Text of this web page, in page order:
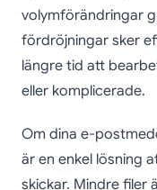
volymförändringar
fördröjningar sker
längre tid att
eller komplicerade.
Om dina e-
är en enkel lösning
skickar. Mindre filer